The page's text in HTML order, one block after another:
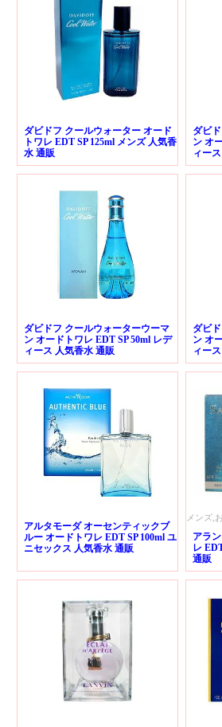
ダビドフ クールウォーター オード
トワレ EDT SP 125ml メンズ 人気香
水 通販
ダビ
ン オ
ィー
ダビドフ クールウォーターウーマ
ン オードトワレ EDT SP 50ml レデ
ィース 人気香水 通販
ダビ
ン オ
ィー
アルタモーダ オーセンティックブ
ルー オードトワレ EDT SP 100ml ユ
ニセックス 人気香水 通販
メンズ,
アラ
レ
通販